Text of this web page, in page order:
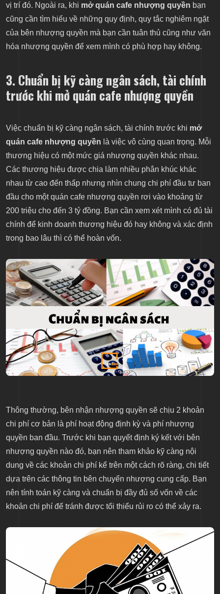
vị trí đó. Ngoài ra, khi mở quán cafe nhượng quyền bạn
cũng cần tìm hiểu về những quy định, quy tắc nghiêm ngặt
của bên nhượng quyền mà bạn cần tuân thủ cũng như văn
hóa nhượng quyền để xem mình có phù hợp hay không.
3. Chuẩn bị kỹ càng ngân sách, tài chính
trước khi mở quán cafe nhượng quyền
Việc chuẩn bị kỹ càng ngân sách, tài chính trước khi mở
quán cafe nhượng quyền là việc vô cùng quan trọng. Mỗi
thương hiệu có một mức giá nhượng quyền khác nhau.
Các thương hiệu được chia làm nhiều phân khúc khác
nhau từ cao đến thấp nhưng nhìn chung chi phí đầu tư ban
đầu cho một quán cafe nhượng quyền rơi vào khoảng từ
200 triệu cho đến 3 tỷ đồng. Bạn cần xem xét mình có đủ tài
chính để kinh doanh thương hiệu đó hay không và xác định
trong bao lâu thì có thể hoàn vốn.
Thông thường, bên nhận nhượng quyền sẽ chịu 2 khoản
chi phí cơ bản là phí hoạt động định kỳ và phí nhượng
quyền ban đầu. Trước khi bạn quyết định ký kết với bên
nhượng quyền nào đó, bạn nên tham khảo kỹ càng nội
dung về các khoản chi phí kể trên một cách rõ ràng, chi tiết
dựa trên các thông tin bên chuyển nhượng cung cấp. Bạn
nên tính toán kỹ càng và chuẩn bị đầy đủ số vốn về các
khoản chi phí để tránh được tối thiểu rủi ro có thể xảy ra.